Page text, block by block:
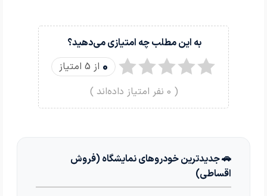
به این مطلب چه امتیازی می‌دهید؟
0 از 5 امتیاز
(
0 نفر امتیاز داده‌اند )
🚗 جدیدترین خودروهای نمایشگاه (فروش
اقساطی)